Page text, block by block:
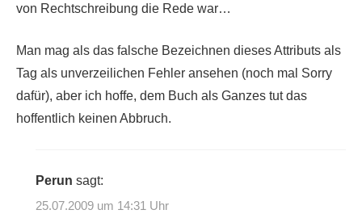
von Rechtschreibung die Rede war…
Man mag als das falsche Bezeichnen dieses Attributs als
Tag als unverzeilichen Fehler ansehen (noch mal Sorry
dafür), aber ich hoffe, dem Buch als Ganzes tut das
hoffentlich keinen Abbruch.
Perun sagt:
25.07.2009 um 14:31 Uhr